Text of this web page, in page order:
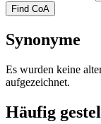
Find CoA
Synonyme
Es wurden keine
aufgezeichnet.
Häufig